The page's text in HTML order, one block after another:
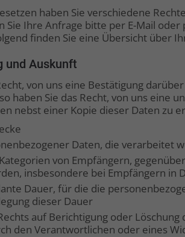
haben Sie verschiedene
Sie Ihre Anfrage bitte per E-Mail
finden Sie eine Übersicht über
und Auskunft
von uns eine Bestätigung
haben Sie das Recht, von uns eine
nebst einer Kopie dieser Daten zu
Daten, die verarbeitet
von Empfängern,
insbesondere bei Empfängern
Dauer, für die die
dieser Dauer
auf Berichtigung oder
den Verantwortlichen oder eines